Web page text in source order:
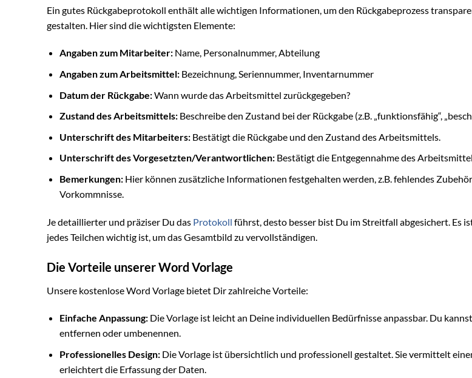
Ein gutes Rückgabeprotokoll enthält alle wichtigen Informationen, um den Rückgabeprozess
gestalten. Hier sind die wichtigsten Elemente:
Angaben zum Mitarbeiter:Name, Personalnummer, Abteilung
Angaben zum Arbeitsmittel:Bezeichnung, Seriennummer, Inventarnummer
Datum der Rückgabe:Wann wurde das Arbeitsmittel zurückgegeben?
Zustand des Arbeitsmittels:Beschreibe den Zustand bei der Rückgabe (z.B. „funktionsfähig“,
Unterschrift des Mitarbeiters:Bestätigt die Rückgabe und den Zustand des Arbeitsmittels.
Unterschrift des Vorgesetzten/Verantwortlichen:Bestätigt die Entgegennahme des
Bemerkungen:Hier können zusätzliche Informationen festgehalten werden, z.B. fehlendes
Vorkommnisse.
Je detaillierter und präziser Du das Protokoll führst, desto besser bist Du im Streitfall abgesichert. Es
jedes Teilchen wichtig ist, um das Gesamtbild zu vervollständigen.
Die Vorteile unserer Word Vorlage
Unsere kostenlose Word Vorlage bietet Dir zahlreiche Vorteile:
Einfache Anpassung:Die Vorlage ist leicht an Deine individuellen Bedürfnisse anpassbar. Du
entfernen oder umbenennen.
Professionelles Design:Die Vorlage ist übersichtlich und professionell gestaltet. Sie vermittelt
erleichtert die Erfassung der Daten.